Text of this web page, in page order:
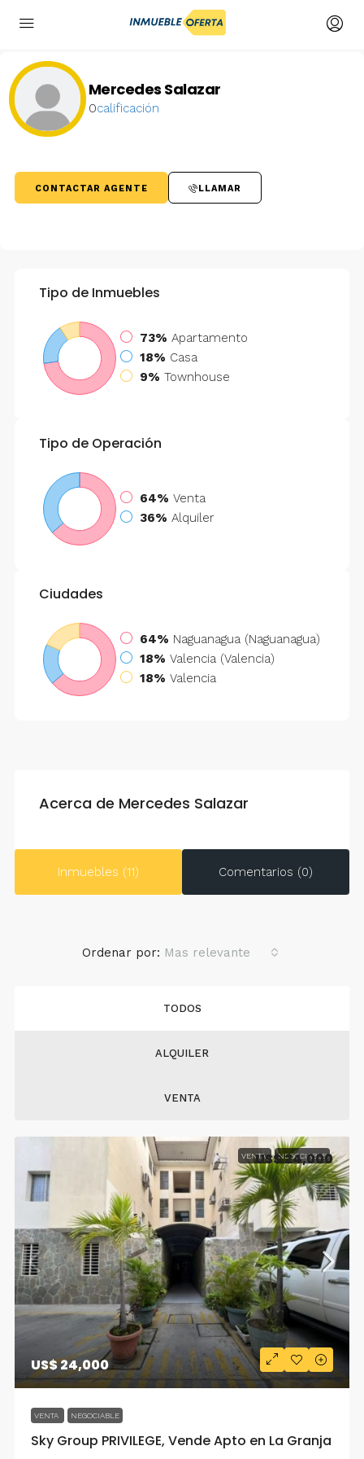
Mercedes Salazar
0calificación
CONTACTAR AGENTE LLAMAR
Tipo de Inmuebles
73% Apartamento
18% Casa
9% Townhouse
Tipo de Operación
64% Venta
36% Alquiler
Ciudades
64% Naguanagua (Naguanagua)
18% Valencia (Valencia)
18% Valencia
Acerca de Mercedes Salazar
Inmuebles (11) Comentarios (0)
TODOS
ALQUILER
VENTA
Ordenar por: Mas relevante
VENTA NEGOCIABLE
US$ 24,000
VENTA NEGOCIABLE
Sky Group PRIVILEGE, Vende Apto en La Granja
US$ 24,000